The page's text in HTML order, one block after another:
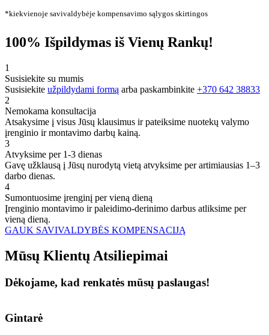
*kiekvienoje savivaldybėje kompensavimo sąlygos skirtingos
100% Išpildymas iš Vienų Rankų!
1
Susisiekite su mumis
Susisiekite užpildydami formą arba paskambinkite +370 642 38833
2
Nemokama konsultacija
Atsakysime į visus Jūsų klausimus ir pateiksime nuotekų valymo
įrenginio ir montavimo darbų kainą.
3
Atvyksime per 1-3 dienas
Gavę užklausą į Jūsų nurodytą vietą atvyksime per artimiausias 1–3
darbo dienas.
4
Sumontuosime įrenginį per vieną dieną
Įrenginio montavimo ir paleidimo-derinimo darbus atliksime per
vieną dieną.
GAUK SAVIVALDYBĖS KOMPENSACIJĄ
Mūsų Klientų Atsiliepimai
Dėkojame, kad renkatės mūsų paslaugas!
Gintarė